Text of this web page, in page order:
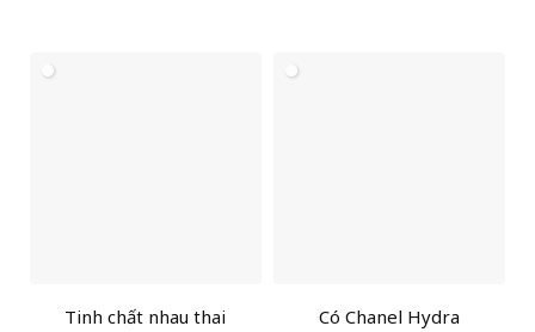
Tinh chất nhau thai
Có Chanel Hydra